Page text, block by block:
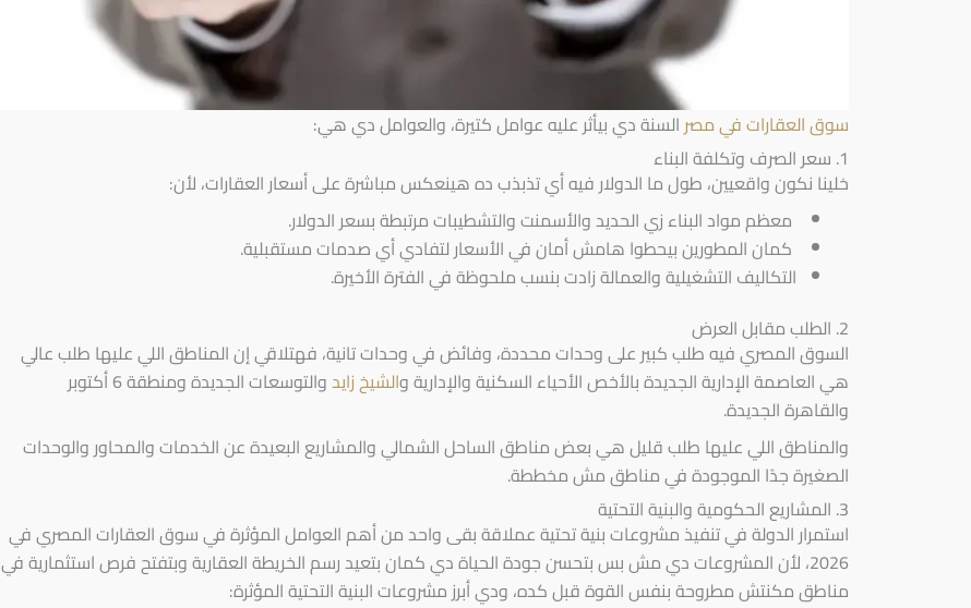
سوق العقارات في مصر السنةدي بيأثر عليه عوامل كتيرة، والعوامل دي هي:
1. سعر الصرف وتكلفة البناء
خلينا نكون واقعيين، طول ما الدولار فيه أي تذبذب ده هينعكس مباشرة على أسعار العقارات، لأن:
معظم مواد البناء زي الحديد والأسمنت والتشطيبات مرتبطة بسعر الدولار.
كمان المطورين بيحطوا هامش أمان في الأسعار لتفادي أي صدمات مستقبلية.
التكاليف التشغيلية والعمالة زادت بنسب ملحوظة في الفترة الأخيرة.
2. الطلب مقابل العرض
السوق المصري فيه طلب كبير على وحدات محددة، وفائض في وحدات تانية، فهتلاقي إن المناطق اللي عليها طلب عالي
هي العاصمة الإدارية الجديدة بالأخص الأحياء السكنية والإدارية والشيخ زايد
والتوسعات الجديدة ومنطقة 6 أكتوبر
والقاهرة الجديدة.
والمناطق اللي عليها طلب قليل هي بعض مناطق الساحل الشمالي والمشاريع البعيدة عن الخدمات والمحاور والوحدات
الصغيرة جدًا الموجودة في مناطق مش مخططة.
3. المشاريع الحكومية والبنية التحتية
استمرار الدولة في تنفيذ مشروعات بنية تحتية عملاقة بقى واحد من أهم العوامل المؤثرة في سوق العقارات المصري في
2026، لأن المشروعات دي مش بس بتحسن جودة الحياة دي كمان بتعيد رسم الخريطة العقارية وبتفتح فرص استثمارية في
مناطق مكنتش مطروحة بنفس القوة قبل كده، ودي أبرز مشروعات البنية التحتية المؤثرة: